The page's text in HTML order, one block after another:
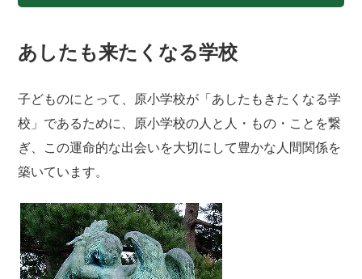
あしたも来たくなる学校
子どものにとって、原小学校が「あしたもきたくなる学
校」であるために、原小学校の人と人・もの・ことを繋
ぎ、この運命的な出会いを大切にして豊かな人間関係を
築いています。